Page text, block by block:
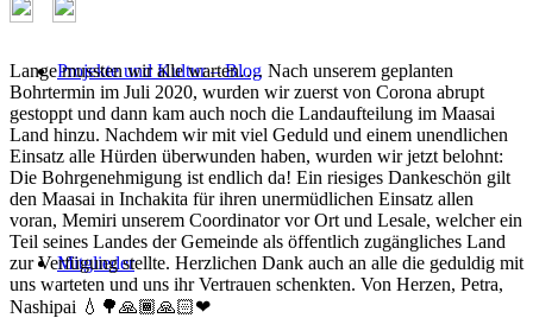
Projekte und Kultur – Blog
Mitglieder
Lange mussten wir alle warten…. Nach unserem geplanten
Bohrtermin im Juli 2020, wurden wir zuerst von Corona abrupt
gestoppt und dann kam auch noch die Landaufteilung im Maasai
Land hinzu. Nachdem wir mit viel Geduld und einem unendlichen
Einsatz alle Hürden überwunden haben, wurden wir jetzt belohnt:
Die Bohrgenehmigung ist endlich da! Ein riesiges Dankeschön gilt
den Maasai in Inchakita für ihren unermüdlichen Einsatz allen
voran, Memiri unserem Coordinator vor Ort und Lesale, welcher ein
Teil seines Landes der Gemeinde als öffentlich zugängliches Land
zur Verfügung stellte. Herzlichen Dank auch an alle die geduldig mit
uns warteten und uns ihr Vertrauen schenkten. Von Herzen, Petra,
Nashipai 💧🌳🙏🏾🙏🏻❤